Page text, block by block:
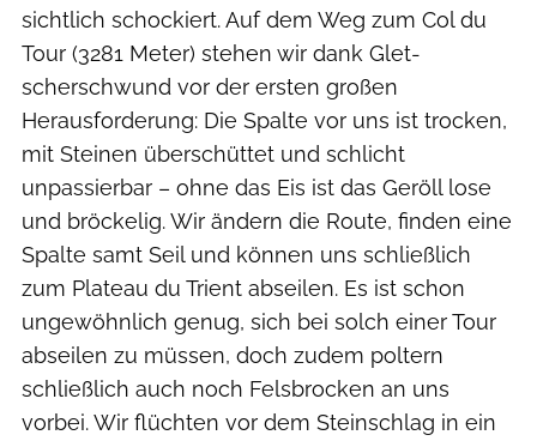
sichtlich schockiert. Auf dem Weg zum Col du
Tour (3281 Meter) stehen wir dank Glet­
scherschwund vor der ersten großen
Herausforderung: Die Spalte vor uns ist trocken,
mit Steinen überschüttet und schlicht
unpassierbar – ohne das Eis ist das Geröll lose
und bröckelig. Wir ändern die Route, finden eine
Spalte samt Seil und können uns schließlich
zum Plateau du ­Trient abseilen. Es ist schon
ungewöhnlich genug, sich bei solch einer Tour
abseilen zu müssen, doch zudem poltern
schließlich auch noch Felsbrocken an uns
vorbei. Wir flüchten vor dem Steinschlag in ein